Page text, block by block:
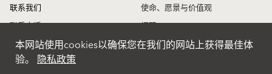
使命、愿景与价值观
招聘
堡密特新闻
联系我们
联系电话
联系地址
堡密特全球
本网站使用cookies以确保您在我们的网站上获得最佳体
验。 隐私政策